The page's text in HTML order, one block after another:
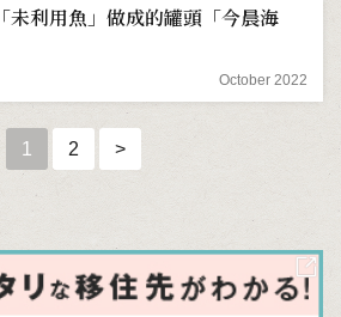
未利用魚」做成的罐頭「今晨海
October 2022
1 2 >